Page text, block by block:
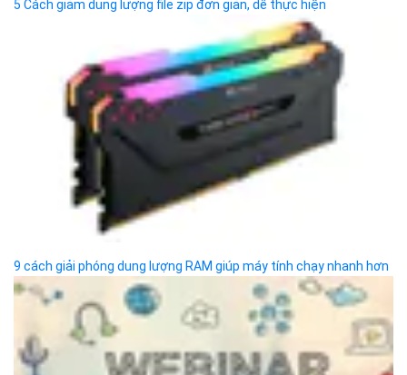
Bizfly Cloud Call Center
Bizfly Cloud Anti DDoS
Bizfly Cloud Auto Scaling
Bizfly Cloud Watcher
Bizfly Cloud Kubernetes Engine
Bizfly Cloud Database
Bizfly Cloud WAF
Bizfly Cloud VoD
Bizfly Cloud LMS
Bizfly Cloud API Gateway